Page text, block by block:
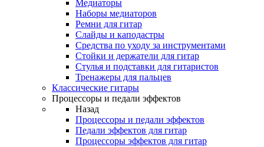
Медиаторы
Наборы медиаторов
Ремни для гитар
Слайды и каподастры
Средства по уходу за инструментами
Стойки и держатели для гитар
Стулья и подставки для гитаристов
Тренажеры для пальцев
Классические гитары
Процессоры и педали эффектов
Назад
Процессоры и педали эффектов
Педали эффектов для гитар
Процессоры эффектов для гитар